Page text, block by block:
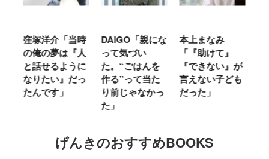
窪塚洋介「当時
の俺の夢は『人
と話せるように
なりたい』だっ
たんです」
DAIGO「親にな
って気づい
た。“ごはんを
作る”って当た
り前じゃなかっ
た」
本上まなみ
「『助けて』
『できない』が
言えない子ども
だった」
げんきのおすすめBOOKS